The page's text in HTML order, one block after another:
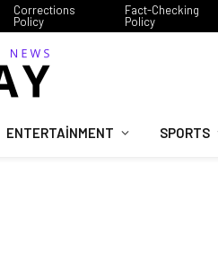
Corrections
Policy
Fact-Checking
Policy
ENTERTAINMENT SPORTS